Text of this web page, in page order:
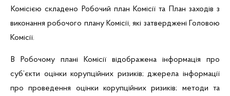
Комісією складено Робочий план Комісії та План заходів з
виконання робочого плану Комісії, які затверджені Головою
Комісії.
В Робочому плані Комісії відображена інформація про
суб’єкти оцінки корупційних ризиків; джерела інформації
про проведення оцінки корупційних ризиків; методи та